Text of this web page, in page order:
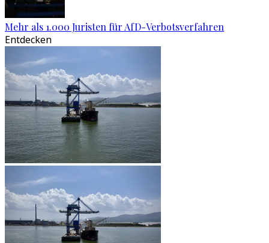
Mehr als 1.000 Juristen für AfD-Verbotsverfahren
Entdecken